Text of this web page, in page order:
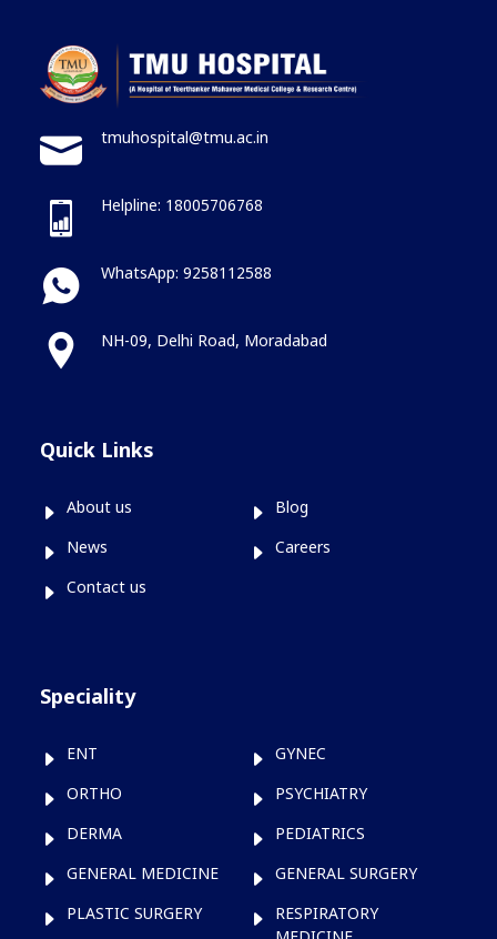
tmuhospital@tmu.ac.in
Helpline: 18005706768
WhatsApp: 9258112588
NH-09, Delhi Road, Moradabad
Quick Links
About us
Blog
News
Careers
Contact us
Speciality
ENT
GYNEC
ORTHO
PSYCHIATRY
DERMA
PEDIATRICS
GENERAL MEDICINE
GENERAL SURGERY
PLASTIC SURGERY
RESPIRATORY